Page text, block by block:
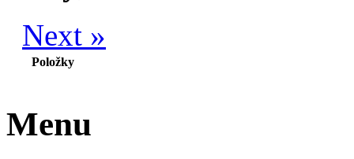
Next »
Položky
Menu